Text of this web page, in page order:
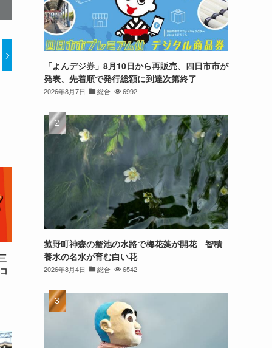
「よんデジ券」8月10日から再販売、四日市市が
発表、先着順で発行総額に到達次第終了
2026年8月7日 総合 6992
菰野町神森の蟹池の水路で梅花藻が開花 智積
養水の名水が育む白い花
2026年8月4日 総合 6542